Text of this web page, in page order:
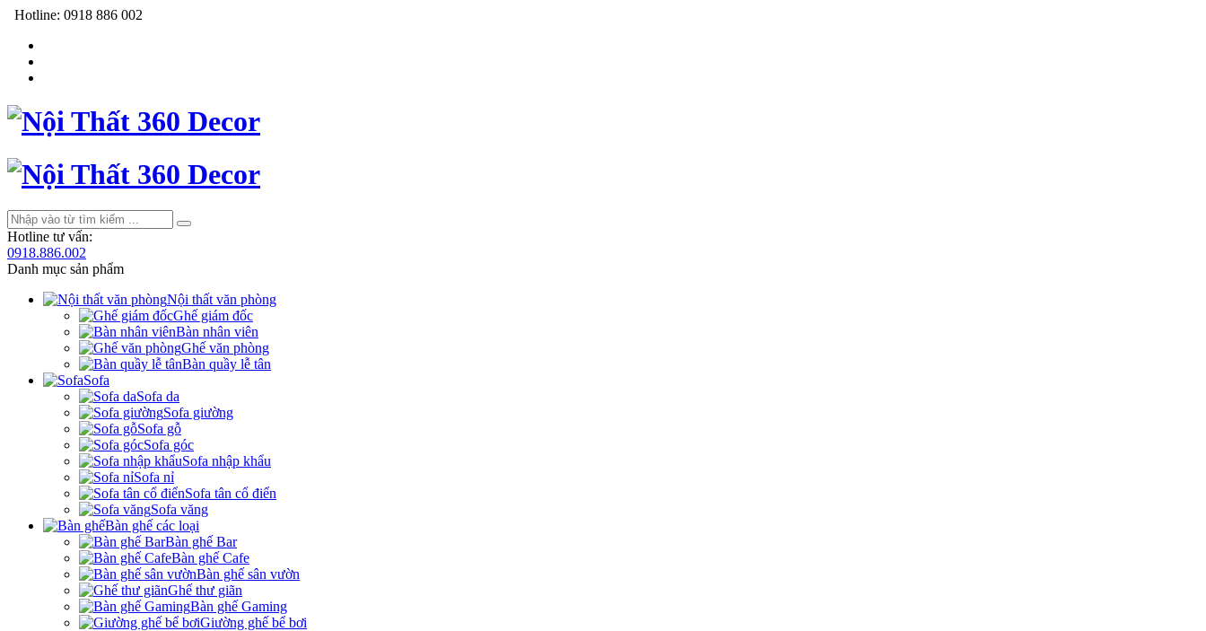
Hotline: 0918 886 002
Hotline tư vấn:
0918.886.002
Danh mục sản phẩm
Nội thất văn phòng
Ghế giám đốc
Bàn nhân viên
Ghế văn phòng
Bàn quầy lễ tân
Sofa
Sofa da
Sofa giường
Sofa gỗ
Sofa góc
Sofa nhập khẩu
Sofa nỉ
Sofa tân cổ điển
Sofa văng
Bàn ghế các loại
Bàn ghế Bar
Bàn ghế Cafe
Bàn ghế sân vườn
Ghế thư giãn
Bàn ghế Gaming
Giường ghế bể bơi